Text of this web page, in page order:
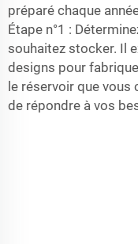
préparé chaque
Étape n°1 :
souhaitez stocker. Il
designs pour
le réservoir que
de répondre à vos